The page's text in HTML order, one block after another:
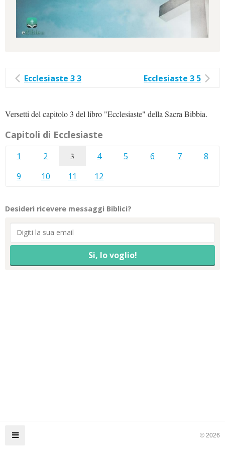
Ecclesiaste 3 3 Ecclesiaste 3 5
Versetti del capitolo 3 del libro "Ecclesiaste" della Sacra Bibbia.
Capitoli di Ecclesiaste
1 2 3 4 5 6 7
8
9
10 11 12
Desideri ricevere messaggi Biblici?
© 2026